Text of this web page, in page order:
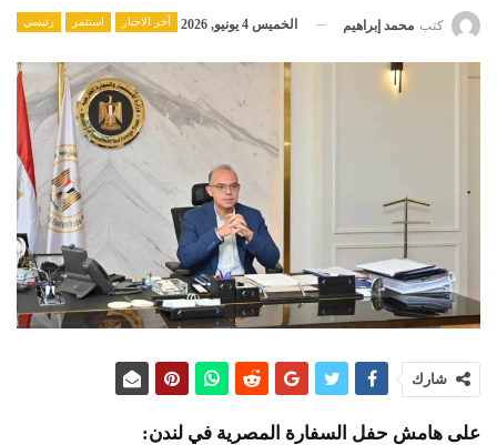
آخر الاخبار استثمر رئيسي كتب محمد إبراهيم الخميس 4 يونيو, 2026
شارك
على هامش حفل السفارة المصرية في لندن: